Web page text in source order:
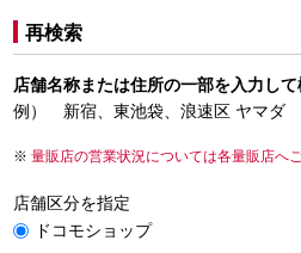
再検索
店舗名称または住所の一部を入力して
例） 新宿、東池袋、浪速区 ヤマダ
量販店の営業状況については各量販店へ
店舗区分を指定
ドコモショップ